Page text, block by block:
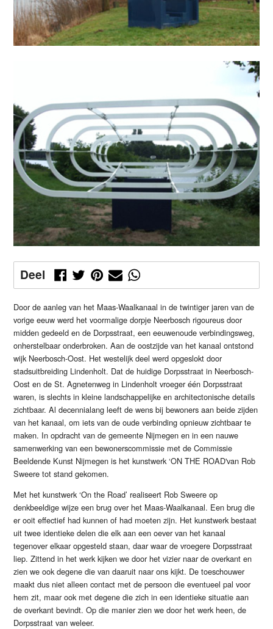
Deel
Door de aanleg van het Maas-Waalkanaal in de twintiger jaren van de
vorige eeuw werd het voormalige dorpje Neerbosch rigoureus door
midden gedeeld en de Dorpsstraat, een eeuwenoude verbindingsweg,
onherstelbaar onderbroken. Aan de oostzijde van het kanaal ontstond
wijk Neerbosch-Oost. Het westelijk deel werd opgeslokt door
stadsuitbreiding Lindenholt. Dat de huidige Dorpsstraat in Neerbosch-
Oost en de St. Agnetenweg in Lindenholt vroeger één Dorpsstraat
waren, is slechts in kleine landschappelijke en architectonische details
zichtbaar. Al decennialang leeft de wens bij bewoners aan beide zijden
van het kanaal, om iets van de oude verbinding opnieuw zichtbaar te
maken. In opdracht van de gemeente Nijmegen en in een nauwe
samenwerking van een bewonerscommissie met de Commissie
Beeldende Kunst Nijmegen is het kunstwerk ‘ON THE ROAD'van Rob
Sweere tot stand gekomen.
Met het kunstwerk ‘On the Road’ realiseert Rob Sweere op
denkbeeldige wijze een brug over het Maas-Waalkanaal. Een brug die
er ooit effectief had kunnen of had moeten zijn. Het kunstwerk bestaat
uit twee identieke delen die elk aan een oever van het kanaal
tegenover elkaar opgesteld staan, daar waar de vroegere Dorpsstraat
liep. Zittend in het werk kijken we door het vizier naar de overkant en
zien we ook degene die van daaruit naar ons kijkt. De toeschouwer
maakt dus niet alleen contact met de persoon die eventueel pal voor
hem zit, maar ook met degene die zich in een identieke situatie aan
de overkant bevindt. Op die manier zien we door het werk heen, de
Dorpsstraat van weleer.